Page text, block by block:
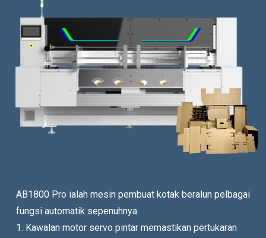
AB1800 Pro ialah mesin pembuat kotak beralun pelbagai
fungsi automatik sepenuhnya.
1. Kawalan motor servo pintar memastikan pertukaran